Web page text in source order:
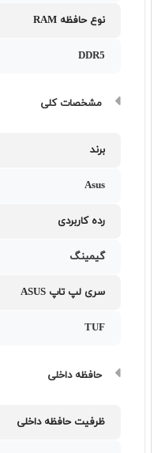
نوع حافظه RAM
DDR5
مشخصات کلی
برند
Asus
رده کاربردی
گیمینگ
سری لپ تاپ ASUS
TUF
حافظه داخلی
ظرفیت حافظه داخلی